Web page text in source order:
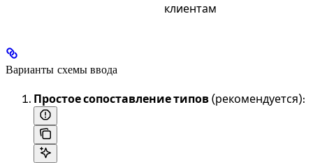
клиентам
Варианты схемы ввода
Простое сопоставление типов (рекомендуется):